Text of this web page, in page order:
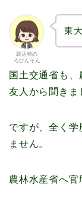
就活時の
ろびんそん
東
国土交通省も
友人から聞きま
ですが、全く学
ません。
農林水産省へ官